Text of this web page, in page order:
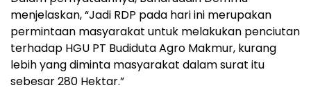
menjelaskan, “Jadi RDP pada hari ini merupakan
permintaan masyarakat untuk melakukan penciutan
terhadap HGU PT Budiduta Agro Makmur, kurang
lebih yang diminta masyarakat dalam surat itu
sebesar 280 Hektar.”